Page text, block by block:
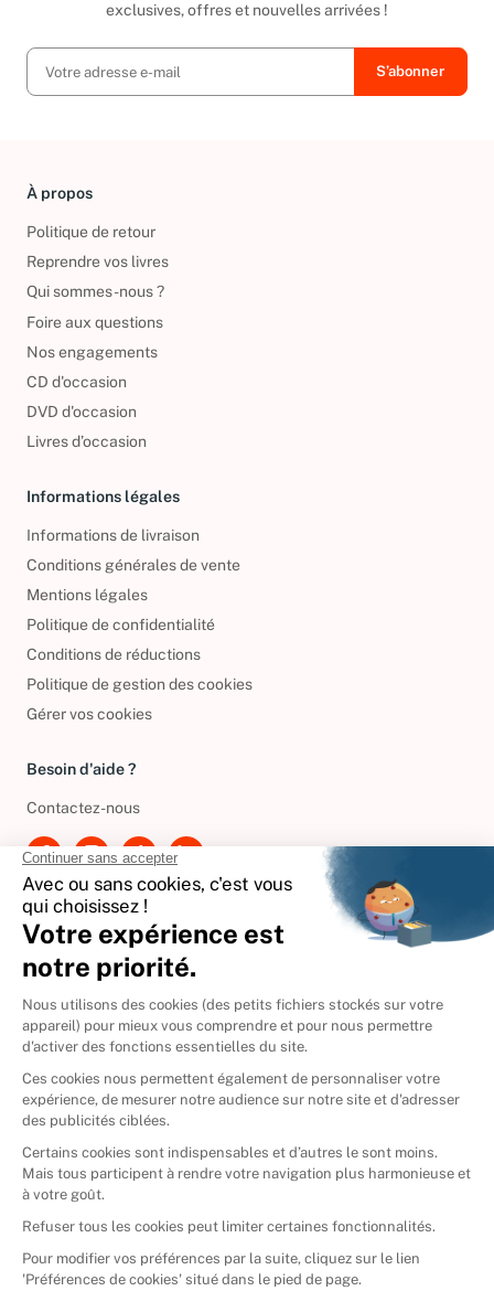
exclusives, offres et nouvelles arrivées !
À propos
Politique de retour
Reprendre vos livres
Qui sommes-nous ?
Foire aux questions
Nos engagements
CD d'occasion
DVD d'occasion
Livres d’occasion
Informations légales
Informations de livraison
Conditions générales de vente
Mentions légales
Politique de confidentialité
Conditions de réductions
Politique de gestion des cookies
Gérer vos cookies
Besoin d'aide ?
Contactez-nous
International
🇪🇸 Espagne
🇩🇪Allemagne
🇮🇹 Italie